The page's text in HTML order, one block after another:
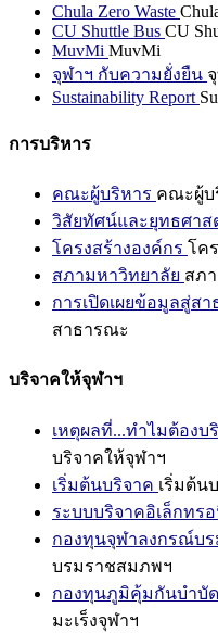
Chula Zero Waste
CU Shuttle Bus CU
MuvMi MuvMi
จุฬาฯ กับความยั่งยืน
Sustainability Report
การบริหาร
คณะผู้บริหาร คณะผู้บ
วิสัยทัศน์และยุทธศาส
โครงสร้างองค์กร โค
สภามหาวิทยาลัย สภ
การเปิดเผยข้อมูลสู่ส
สาธารณะ
บริจาคให้จุฬาฯ
เหตุผลที่...ทำไมต้องบ
บริจาคให้จุฬาฯ
เริ่มต้นบริจาค เริ่มต้น
ระบบบริจาคอิเล็กทร
กองทุนจุฬาลงกรณ์บ
บรมราชสมภพฯ
กองทุนภูมิคุ้มกันบำบัด
มะเร็งจุฬาฯ